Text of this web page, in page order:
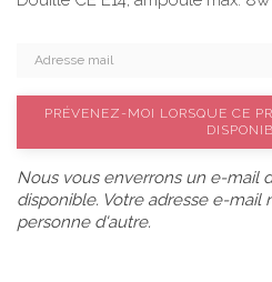
PRÉVENEZ-MOI LORSQUE CE
Nous vous enverrons un e-mail
disponible. Votre adresse e-mail
personne d'autre.